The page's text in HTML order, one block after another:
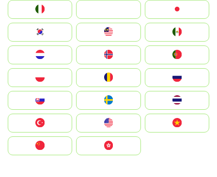
South Korea
United States
中國香港特別行政區